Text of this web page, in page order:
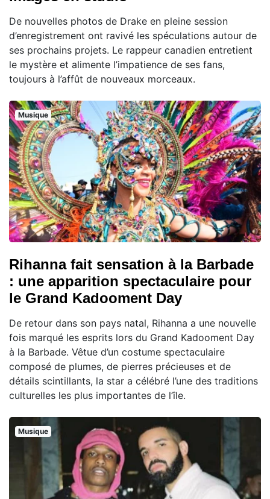
De nouvelles photos de Drake en pleine session
d’enregistrement ont ravivé les spéculations autour de
ses prochains projets. Le rappeur canadien entretient
le mystère et alimente l’impatience de ses fans,
toujours à l’affût de nouveaux morceaux.
Musique
Rihanna fait sensation à la Barbade
: une apparition spectaculaire pour
le Grand Kadooment Day
De retour dans son pays natal, Rihanna a une nouvelle
fois marqué les esprits lors du Grand Kadooment Day
à la Barbade. Vêtue d’un costume spectaculaire
composé de plumes, de pierres précieuses et de
détails scintillants, la star a célébré l’une des traditions
culturelles les plus importantes de l’île.
Musique